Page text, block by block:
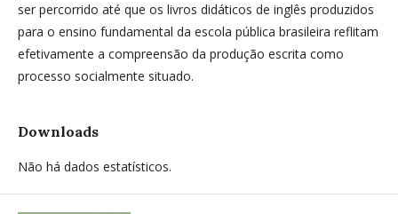
ser percorrido até que os livros didáticos de inglês produzidos
para o ensino fundamental da escola pública brasileira reflitam
efetivamente a compreensão da produção escrita como
processo socialmente situado.
Downloads
Não há dados estatísticos.